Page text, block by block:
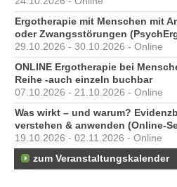
Ergotherapie mit Menschen mit
oder Zwangsstörungen
29.10.2026 - 30.10.2026 - Online
ONLINE Ergotherapie bei
Reihe -auch einzeln buchbar
07.10.2026 - 21.10.2026 - Online
Was wirkt – und warum?
verstehen & anwenden (Online-
19.10.2026 - 02.11.2026 - Online
zum Veranstaltungskalender